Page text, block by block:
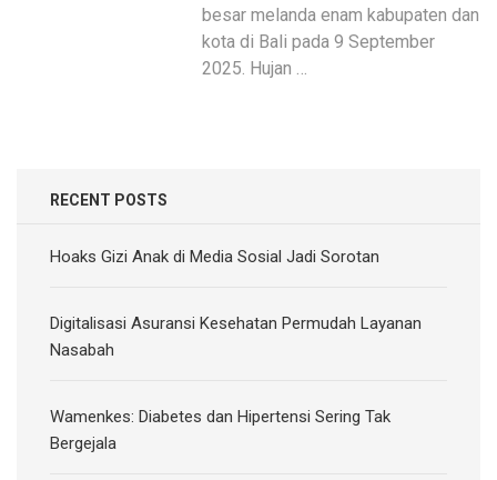
besar melanda enam kabupaten dan
kota di Bali pada 9 September
2025. Hujan …
RECENT POSTS
Hoaks Gizi Anak di Media Sosial Jadi Sorotan
Digitalisasi Asuransi Kesehatan Permudah Layanan
Nasabah
Wamenkes: Diabetes dan Hipertensi Sering Tak
Bergejala